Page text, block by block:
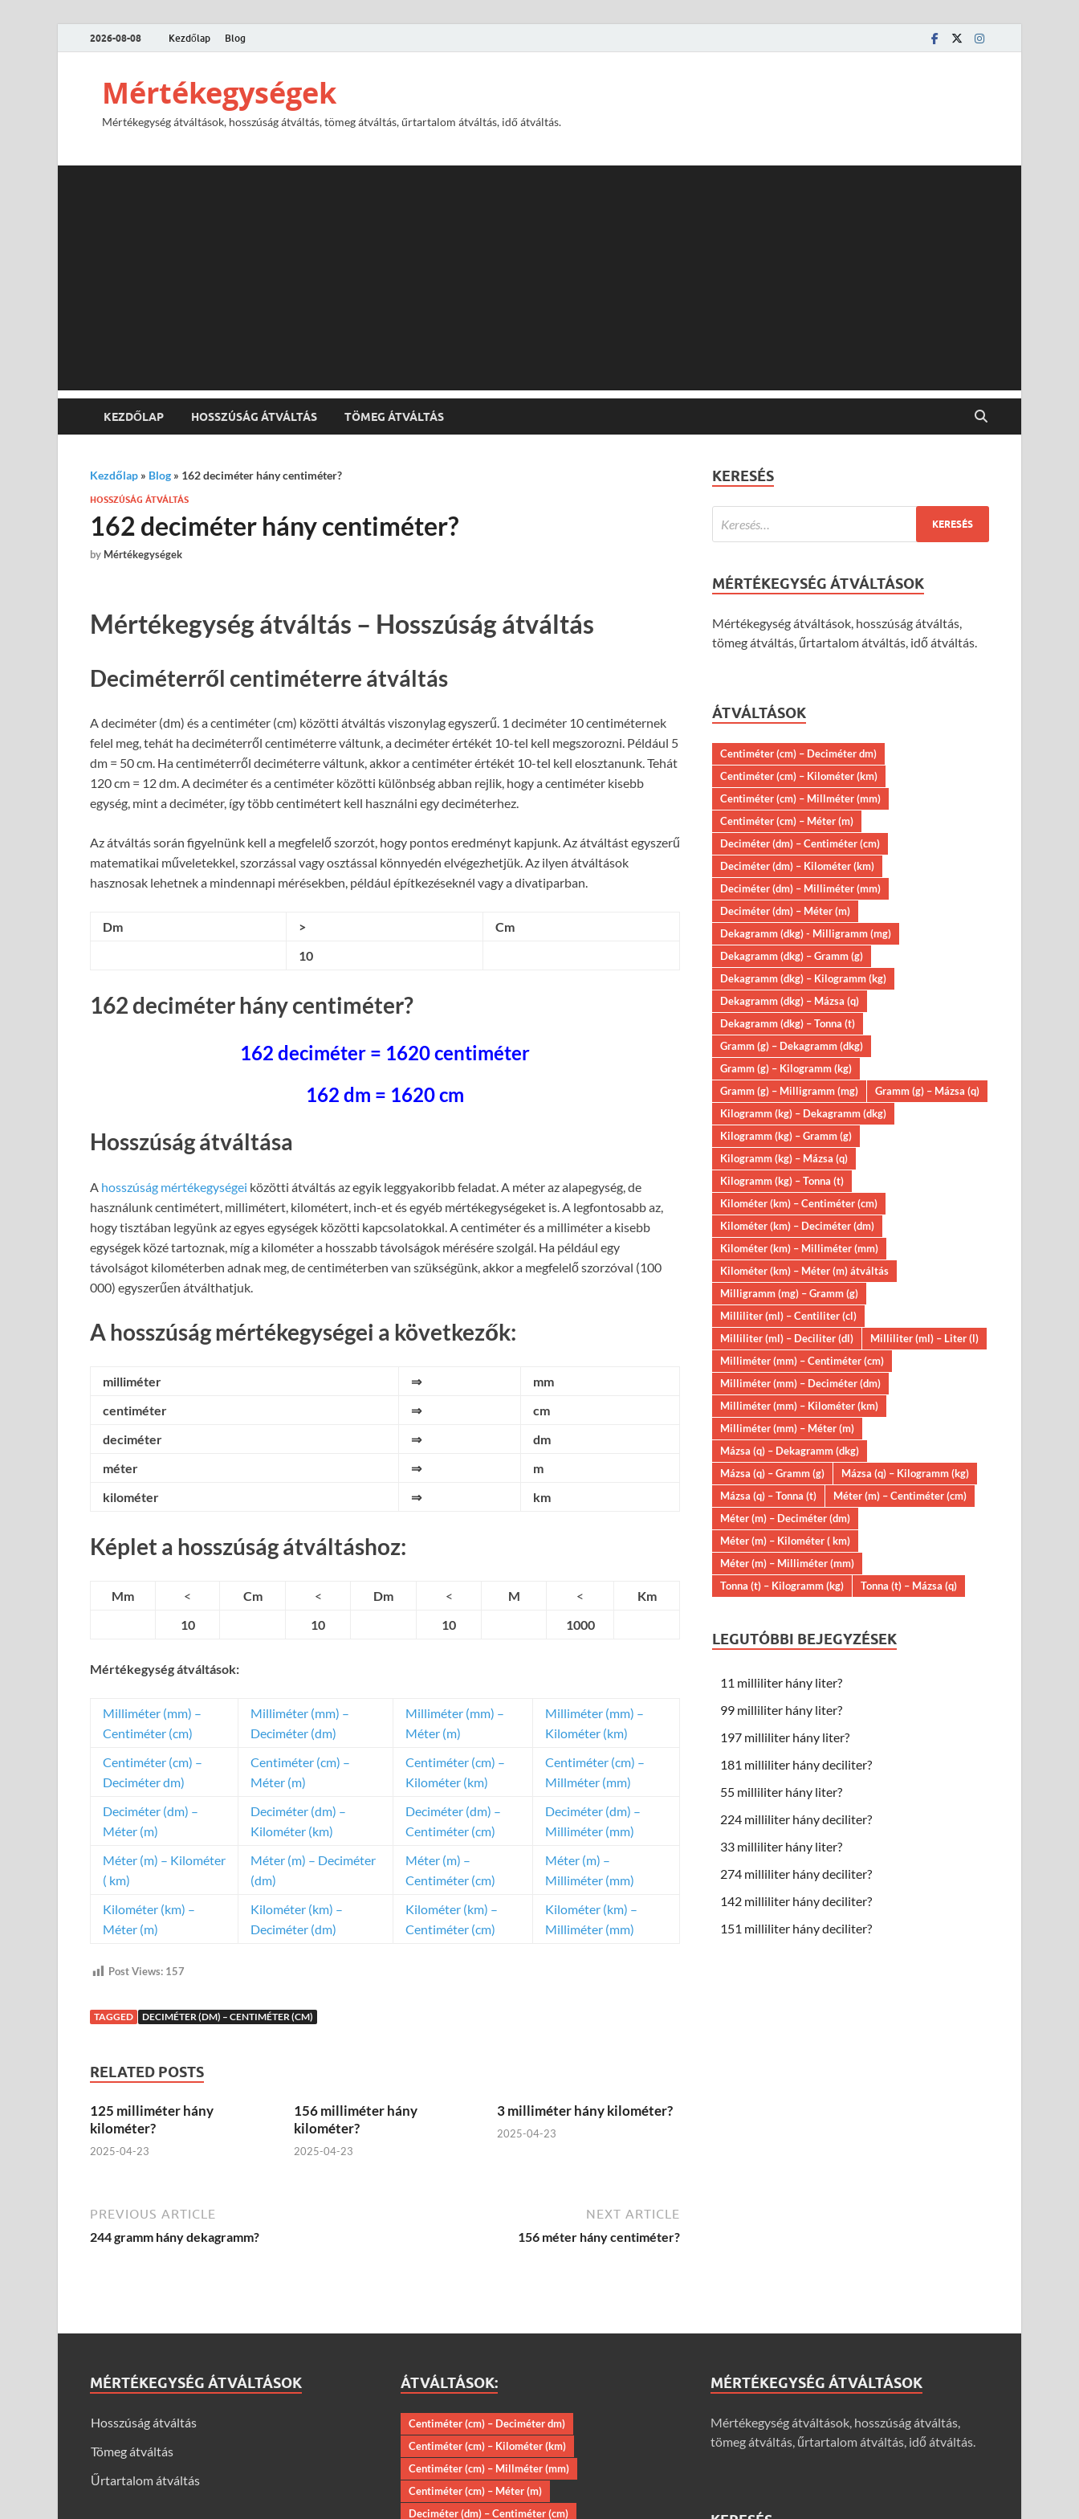
2026-08-08 Kezdőlap Blog
Mértékegységek
Mértékegység átváltások, hosszúság átváltás, tömeg átváltás, űrtartalom átváltás, idő átváltás.
KEZDŐLAP HOSSZÚSÁG ÁTVÁLTÁS TÖMEG ÁTVÁLTÁS
Kezdőlap » Blog » 162 deciméter hány centiméter?
HOSSZÚSÁG ÁTVÁLTÁS
162 deciméter hány centiméter?
by Mértékegységek
Mértékegység átváltás – Hosszúság átváltás
Deciméterről centiméterre átváltás
A deciméter (dm) és a centiméter (cm) közötti átváltás viszonylag egyszerű. 1 deciméter 10 centiméternek
felel meg, tehát ha deciméterről centiméterre váltunk, a deciméter értékét 10-tel kell megszorozni. Például 5
dm = 50 cm. Ha centiméterről deciméterre váltunk, akkor a centiméter értékét 10-tel kell elosztanunk. Tehát
120 cm = 12 dm. A deciméter és a centiméter közötti különbség abban rejlik, hogy a centiméter kisebb
egység, mint a deciméter, így több centimétert kell használni egy deciméterhez.
Az átváltás során figyelnünk kell a megfelelő szorzót, hogy pontos eredményt kapjunk. Az átváltást egyszerű
matematikai műveletekkel, szorzással vagy osztással könnyedén elvégezhetjük. Az ilyen átváltások
hasznosak lehetnek a mindennapi mérésekben, például építkezéseknél vagy a divatiparban.
Dm >
Cm
10
162 deciméter hány centiméter?
162 deciméter = 1620 centiméter
162 dm = 1620 cm
Hosszúság átváltása
A hosszúság mértékegységei közötti átváltás az egyik leggyakoribb feladat. A méter az alapegység, de
használunk centimétert, millimétert, kilométert, inch-et és egyéb mértékegységeket is. A legfontosabb az,
hogy tisztában legyünk az egyes egységek közötti kapcsolatokkal. A centiméter és a milliméter a kisebb
egységek közé tartoznak, míg a kilométer a hosszabb távolságok mérésére szolgál. Ha például egy
távolságot kilométerben adnak meg, de centiméterben van szükségünk, akkor a megfelelő szorzóval (100
000) egyszerűen átválthatjuk.
A hosszúság mértékegységei a következők:
milliméter ⇒
mm
centiméter
⇒
cm
deciméter
⇒
dm
méter
⇒
m
kilométer
⇒ km
Képlet a hosszúság átváltáshoz:
Mm < Cm < Dm < M <
Km
10
10 10 1000
Mértékegység átváltások:
Milliméter (mm) –
Centiméter (cm)
Milliméter (mm) –
Deciméter (dm)
Milliméter (mm) –
Méter (m)
Milliméter (mm) –
Kilométer (km)
Centiméter (cm) –
Deciméter dm)
Centiméter (cm) –
Méter (m)
Centiméter (cm) –
Kilométer (km)
Centiméter (cm) –
Millméter (mm)
Deciméter (dm) –
Méter (m)
Deciméter (dm) –
Kilométer (km)
Deciméter (dm) –
Centiméter (cm)
Deciméter (dm) –
Milliméter (mm)
Méter (m) – Kilométer
( km)
Méter (m) – Deciméter
(dm)
Méter (m) –
Centiméter (cm)
Méter (m) –
Milliméter (mm)
Kilométer (km) –
Méter (m)
Kilométer (km) –
Deciméter (dm)
Kilométer (km) –
Centiméter (cm)
Kilométer (km) –
Milliméter (mm)
Post Views: 157
TAGGED DECIMÉTER (DM) – CENTIMÉTER (CM)
RELATED POSTS
125 milliméter hány
kilométer?
2025-04-23
156 milliméter hány
kilométer?
2025-04-23
3 milliméter hány kilométer?
2025-04-23
PREVIOUS ARTICLE
244 gramm hány dekagramm?
NEXT ARTICLE
156 méter hány centiméter?
KERESÉS
MÉRTÉKEGYSÉG ÁTVÁLTÁSOK
Mértékegység átváltások, hosszúság átváltás,
tömeg átváltás, űrtartalom átváltás, idő átváltás.
ÁTVÁLTÁSOK
Centiméter (cm) – Deciméter dm)
Centiméter (cm) – Kilométer (km)
Centiméter (cm) – Millméter (mm)
Centiméter (cm) – Méter (m)
Deciméter (dm) – Centiméter (cm)
Deciméter (dm) – Kilométer (km)
Deciméter (dm) – Milliméter (mm)
Deciméter (dm) – Méter (m)
Dekagramm (dkg) - Milligramm (mg)
Dekagramm (dkg) – Gramm (g)
Dekagramm (dkg) – Kilogramm (kg)
Dekagramm (dkg) – Mázsa (q)
Dekagramm (dkg) – Tonna (t)
Gramm (g) – Dekagramm (dkg)
Gramm (g) – Kilogramm (kg)
Gramm (g) – Milligramm (mg)
Gramm (g) – Mázsa (q)
Kilogramm (kg) – Dekagramm (dkg)
Kilogramm (kg) – Gramm (g)
Kilogramm (kg) – Mázsa (q)
Kilogramm (kg) – Tonna (t)
Kilométer (km) – Centiméter (cm)
Kilométer (km) – Deciméter (dm)
Kilométer (km) – Milliméter (mm)
Kilométer (km) – Méter (m) átváltás
Milligramm (mg) – Gramm (g)
Milliliter (ml) – Centiliter (cl)
Milliliter (ml) – Deciliter (dl)
Milliliter (ml) – Liter (l)
Milliméter (mm) – Centiméter (cm)
Milliméter (mm) – Deciméter (dm)
Milliméter (mm) – Kilométer (km)
Milliméter (mm) – Méter (m)
Mázsa (q) – Dekagramm (dkg)
Mázsa (q) – Gramm (g)
Mázsa (q) – Kilogramm (kg)
Mázsa (q) – Tonna (t)
Méter (m) – Centiméter (cm)
Méter (m) – Deciméter (dm)
Méter (m) – Kilométer ( km)
Méter (m) – Milliméter (mm)
Tonna (t) – Kilogramm (kg)
Tonna (t) – Mázsa (q)
LEGUTÓBBI BEJEGYZÉSEK
11 milliliter hány liter?
99 milliliter hány liter?
197 milliliter hány liter?
181 milliliter hány deciliter?
55 milliliter hány liter?
224 milliliter hány deciliter?
33 milliliter hány liter?
274 milliliter hány deciliter?
142 milliliter hány deciliter?
151 milliliter hány deciliter?
MÉRTÉKEGYSÉG ÁTVÁLTÁSOK
Hosszúság átváltás
Tömeg átváltás
Űrtartalom átváltás
ÁTVÁLTÁSOK:
Centiméter (cm) – Deciméter dm)
Centiméter (cm) – Kilométer (km)
Centiméter (cm) – Millméter (mm)
Centiméter (cm) – Méter (m)
Deciméter (dm) – Centiméter (cm)
MÉRTÉKEGYSÉG ÁTVÁLTÁSOK
Mértékegység átváltások, hosszúság átváltás,
tömeg átváltás, űrtartalom átváltás, idő átváltás.